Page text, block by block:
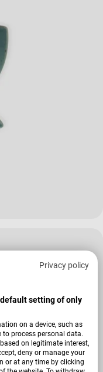
Privacy policy
setting of only
on a device, such as
to process personal data.
on legitimate interest,
deny or manage your
or at any time by clicking